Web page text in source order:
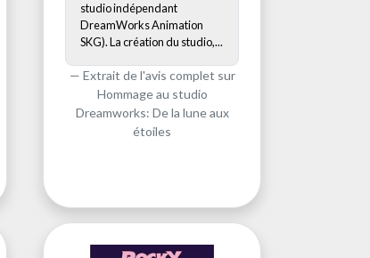
studio indépendant
DreamWorks Animation
SKG). La création du studio,...
Extrait de l'avis complet sur
Hommage au studio
Dreamworks: De la lune aux
étoiles